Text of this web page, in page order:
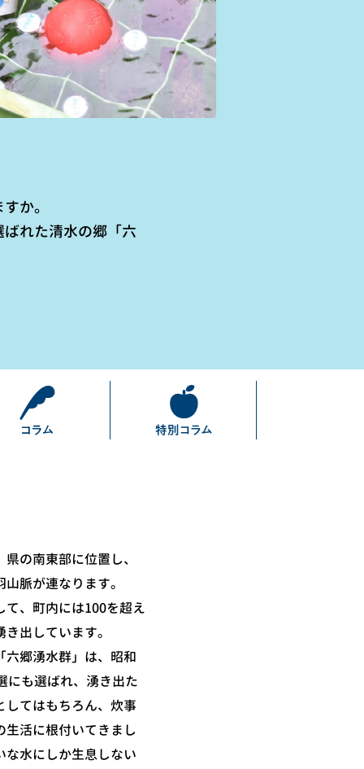
か。
れた清水の郷「六
の南東部に位置し、
脈が連なります。
て、町内には100を超え
出しています。
六郷湧水群」は、昭和
にも選ばれ、湧き出た
してはもちろん、炊事
生活に根付いてきまし
な水にしか生息しない